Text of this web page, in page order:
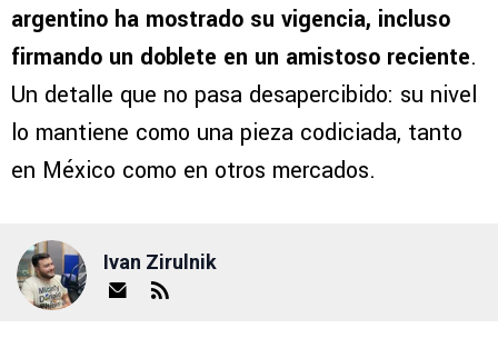
argentino ha mostrado su vigencia, incluso
firmando un doblete en un amistoso reciente.
Un detalle que no pasa desapercibido: su nivel
lo mantiene como una pieza codiciada, tanto
en México como en otros mercados.
Ivan Zirulnik